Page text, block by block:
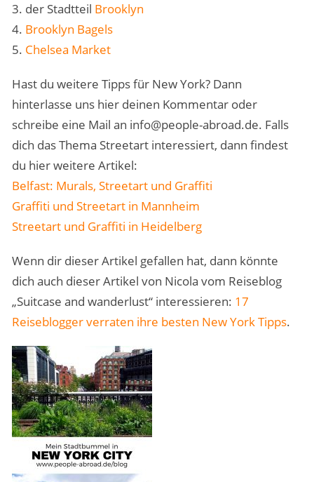
3. der Stadtteil Brooklyn
4. Brooklyn Bagels
5. Chelsea Market
Hast du weitere Tipps für New York? Dann
hinterlasse uns hier deinen Kommentar oder
schreibe eine Mail an info@people-abroad.de. Falls
dich das Thema Streetart interessiert, dann findest
du hier weitere Artikel:
Belfast: Murals, Streetart und Graffiti
Graffiti und Streetart in Mannheim
Streetart und Graffiti in Heidelberg
Wenn dir dieser Artikel gefallen hat, dann könnte
dich auch dieser Artikel von Nicola vom Reiseblog
„Suitcase and wanderlust“ interessieren: 17
Reiseblogger verraten ihre besten New York Tipps.